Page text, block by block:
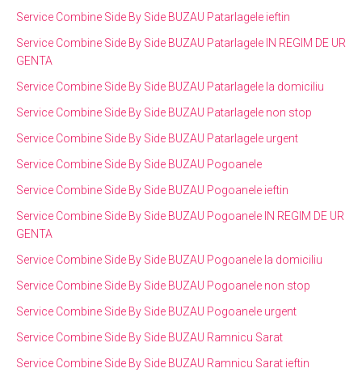
Service Combine Side By Side BUZAU Patarlagele ieftin
Service Combine Side By Side BUZAU Patarlagele IN REGIM DE UR
GENTA
Service Combine Side By Side BUZAU Patarlagele la domiciliu
Service Combine Side By Side BUZAU Patarlagele non stop
Service Combine Side By Side BUZAU Patarlagele urgent
Service Combine Side By Side BUZAU Pogoanele
Service Combine Side By Side BUZAU Pogoanele ieftin
Service Combine Side By Side BUZAU Pogoanele IN REGIM DE UR
GENTA
Service Combine Side By Side BUZAU Pogoanele la domiciliu
Service Combine Side By Side BUZAU Pogoanele non stop
Service Combine Side By Side BUZAU Pogoanele urgent
Service Combine Side By Side BUZAU Ramnicu Sarat
Service Combine Side By Side BUZAU Ramnicu Sarat ieftin